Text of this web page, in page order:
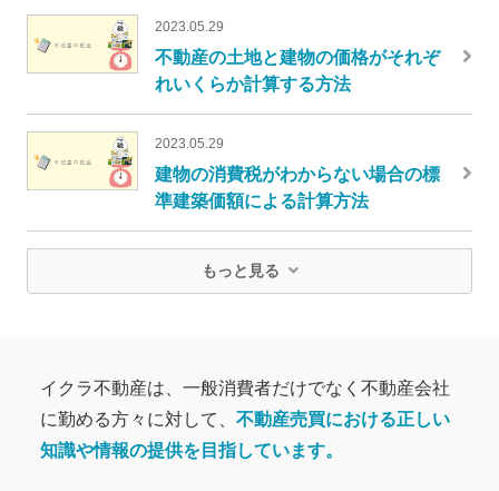
2023.05.29
不動産の土地と建物の価格がそれぞ
れいくらか計算する方法
2023.05.29
建物の消費税がわからない場合の標
準建築価額による計算方法
もっと見る
イクラ不動産は、一般消費者だけでなく不動産会社
に勤める方々に対して、 不動産売買における正しい
知識や情報の提供を目指しています。